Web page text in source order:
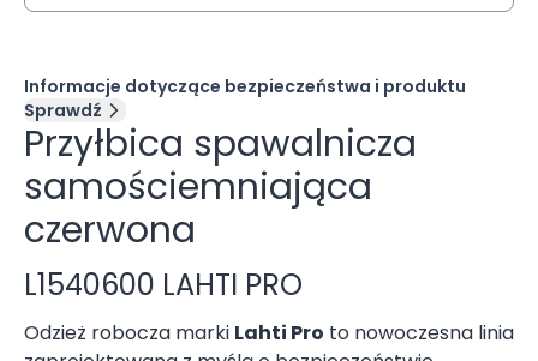
Przyłbica spawalnicza
samościemniająca
czerwona
L1540600 LAHTI PRO
Odzież robocza marki Lahti Pro to nowoczesna linia
Informacje dotyczące bezpieczeństwa i produktu
Sprawdź